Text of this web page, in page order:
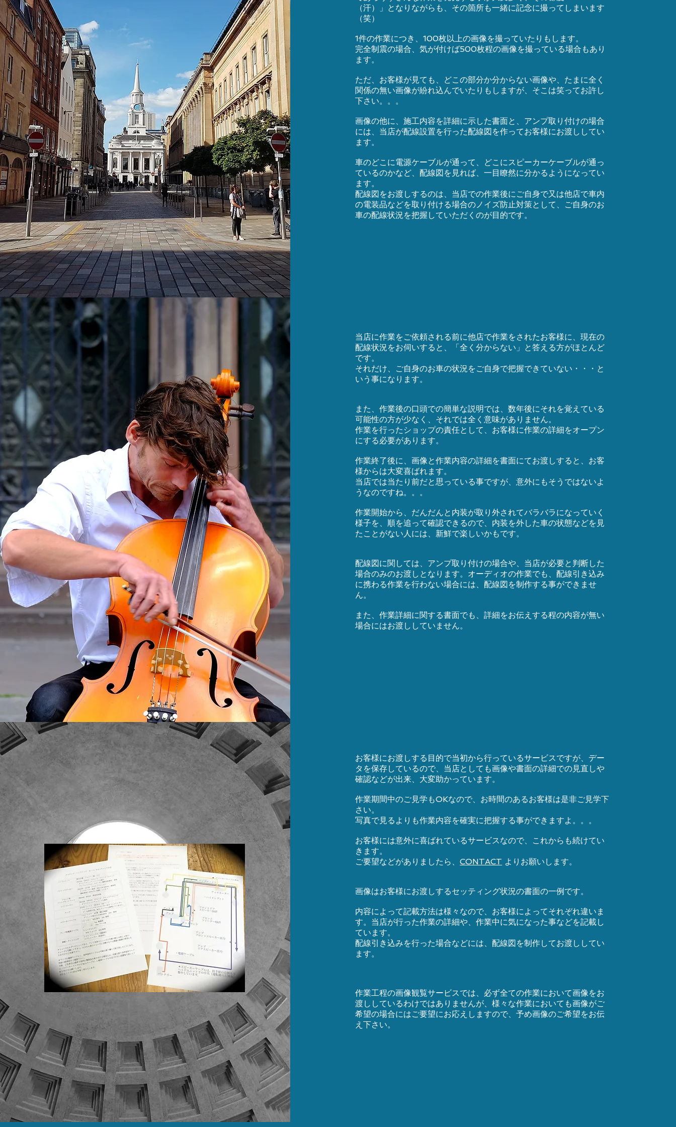
（汗）」となりながらも、その箇所も一緒に記念に撮ってしまいます
（笑）
1件の作業につき、100枚以上の画像を撮っていたりもします。
完全制震の場合、気が付けば500枚程の画像を撮っている場合もあり
ます。
ただ、お客様が見ても、どこの部分か分からない画像や、たまに全く
関係の無い画像が紛れ込んでいたりもしますが、そこは笑ってお許し
下さい。。。
画像の他に、施工内容を詳細に示した書面と、アンプ取り付けの場合
には、当店が配線設置を行った配線図を作ってお客様にお渡ししてい
ます。
車のどこに電源ケーブルが通って、どこにスピーカーケーブルが通っ
ているのかなど、配線図を見れば、一目瞭然に分かるようになってい
ます。
配線図をお渡しするのは、当店での作業後にご自身で又は他店で車内
の電装品などを取り付ける場合のノイズ防止対策として、ご自身のお
車の配線状況を把握していただくのが目的です。
当店に作業をご依頼される前に他店で作業をされたお客様に、現在の
配線状況をお伺いすると、「全く分からない」と答える方がほとんど
です。
それだけ、ご自身のお車の状況をご自身で把握できていない・・・と
いう事になります。
また、作業後の口頭での簡単な説明では、数年後にそれを覚えている
可能性の方が少なく、それでは全く意味がありません。
作業を行ったショップの責任として、お客様に作業の詳細をオープン
にする必要があります。
作業終了後に、画像と作業内容の詳細を書面にてお渡しすると、お客
様からは大変喜ばれます。
当店では当たり前だと思っている事ですが、意外にもそうではないよ
うなのですね。。。
作業開始から、だんだんと内装が取り外されてバラバラになっていく
様子を、順を追って確認できるので、内装を外した車の状態などを見
たことがない人には、新鮮で楽しいかもです。
配線図に関しては、アンプ取り付けの場合や、当店が必要と判断した
場合のみのお渡しとなります。オーディオの作業でも、配線引き込み
に携わる作業を行わない場合には、配線図を制作する事ができませ
ん。
また、作業詳細に関する書面でも、詳細をお伝えする程の内容が無い
場合にはお渡ししていません。
お客様にお渡しする目的で当初から行っているサービスですが、デー
タを保存しているので、当店としても画像や書面の詳細での見直しや
確認などが出来、大変助かっています。
作業期間中のご見学もOKなので、お時間のあるお客様は是非ご見学下
さい。
写真で見るよりも作業内容を確実に把握する事ができますよ。。。
お客様には意外に喜ばれているサービスなので、これからも続けてい
きます。
ご要望などがありましたら、CONTACT よりお願いします。
画像はお客様にお渡しするセッティング状況の書面の一例です。
内容によって記載方法は様々なので、お客様によってそれぞれ違いま
す。当店が行った作業の詳細や、作業中に気になった事などを記載し
ています。
配線引き込みを行った場合などには、配線図を制作してお渡ししてい
ます。
作業工程の画像観覧サービスでは、必ず全ての作業において画像をお
渡ししているわけではありませんが、様々な作業においても画像がご
希望の場合にはご要望にお応えしますので、予め画像のご希望をお伝
え下さい。